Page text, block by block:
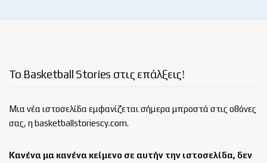
Το Basketball Stories στις επάλξεις!
Μια νέα ιστοσελίδα εμφανίζεται σήμερα μπροστά στις οθόνες
σας, η basketballstoriescy.com.
Κανένα μα κανένα κείμενο σε αυτήν την ιστοσελίδα, δεν